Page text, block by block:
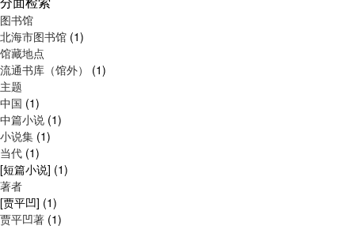
图书馆
北海市图书馆 (1)
馆藏地点
流通书库（馆外） (1)
主题
中国 (1)
中篇小说 (1)
小说集 (1)
当代 (1)
[短篇小说] (1)
著者
[贾平凹] (1)
贾平凹著 (1)